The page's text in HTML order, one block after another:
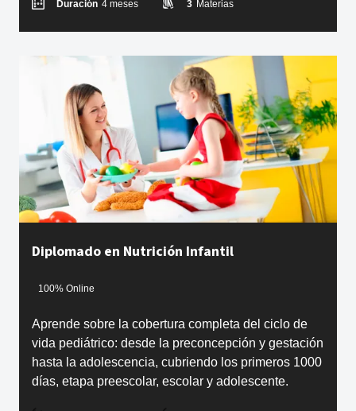
Duración 4 meses 3 Materias
Diplomado en Nutrición Infantil
100% Online
Aprende sobre la cobertura completa del ciclo de
vida pediátrico: desde la preconcepción y gestación
hasta la adolescencia, cubriendo los primeros 1000
días, etapa preescolar, escolar y adolescente.